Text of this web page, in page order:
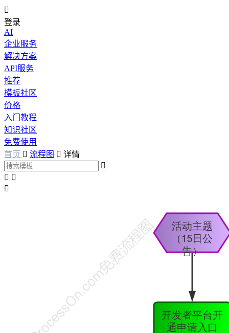

登录
AI
企业服务
解决方案
API服务
推荐
模板社区
价格
入门教程
知识社区
免费使用
首页  流程图  详情

 
